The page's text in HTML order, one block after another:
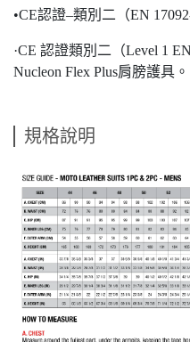
•CE認證–類別二（EN
·CE 認證類別二（Level 1
Nucleon Flex Plus肩膀護具。
規格說明